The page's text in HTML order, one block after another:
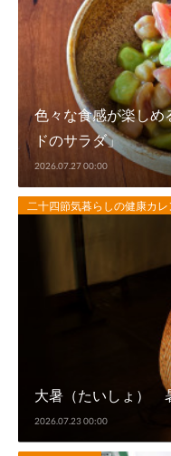
色々な食感が楽しめ
ドのサラダ」
2026.07.27 00:00
二十四節気暮らしの健康カレ
大暑（たいしょ）
2026.07.23 00:00